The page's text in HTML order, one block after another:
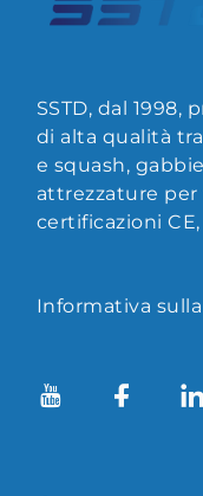
SSTD, dal
di alta qualità
e squash,
attrezzature per
certificazioni
Informativa